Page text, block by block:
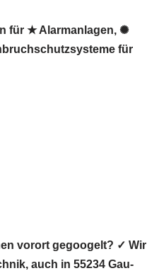
für ★ Alarmanlagen, ✺
für
vorort gegoogelt? ✓ Wir
auch in 55234 Gau-